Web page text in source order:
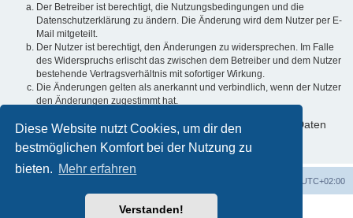
Diese Website nutzt Cookies, um dir den
bestmöglichen Komfort bei der Nutzung zu
bieten. Mehr erfahren
Verstanden!
Der Betreiber ist berechtigt, die Nutzungsbedingungen und die
Datenschutzerklärung zu ändern. Die Änderung wird dem Nutzer per E-
Mail mitgeteilt.
Der Nutzer ist berechtigt, den Änderungen zu widersprechen. Im Falle
des Widerspruchs erlischt das zwischen dem Betreiber und dem Nutzer
bestehende Vertragsverhältnis mit sofortiger Wirkung.
Die Änderungen gelten als anerkannt und verbindlich, wenn der Nutzer
den Änderungen zugestimmt hat.
Informationen über den Umgang mit deinen persönlichen Daten
sind in der Datenschutzerklärung enthalten.
UTC+02:00
Powered byphpBB® Forum Software © phpBB Limited